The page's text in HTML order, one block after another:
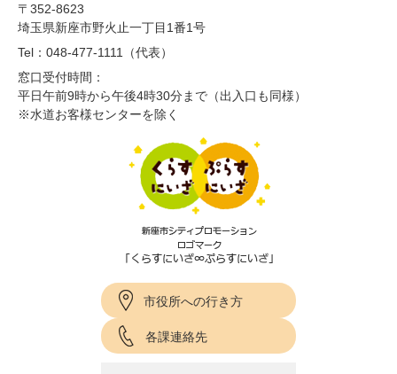
〒352-8623
埼玉県新座市野火止一丁目1番1号
Tel：048-477-1111（代表）
窓口受付時間：
平日午前9時から午後4時30分まで（出入口も同様）
※水道お客様センターを除く
市役所への行き方
各課連絡先